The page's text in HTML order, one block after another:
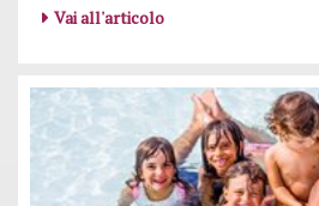
Vai all'articolo